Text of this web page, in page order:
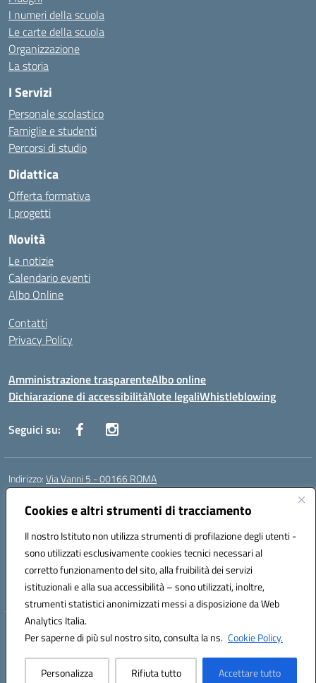
Cookies e altri strumenti di tracciamento
Il nostro Istituto non utilizza strumenti di profilazione degli utenti -
sono utilizzati esclusivamente cookies tecnici necessari al
corretto funzionamento del sito, alla fruibilità dei servizi
istituzionali e alla sua accessibilità – sono utilizzati, inoltre,
strumenti statistici anonimizzati messi a disposizione da Web
Analytics Italia.
Per saperne di più sul nostro sito, consulta la ns. Cookie Policy.
Personalizza Rifiuta tutto Accettare tutto
I numeri della scuola
Le carte della scuola
Organizzazione
La storia
I Servizi
Personale scolastico
Famiglie e studenti
Percorsi di studio
Didattica
Offerta formativa
I progetti
Novità
Le notizie
Calendario eventi
Albo Online
Contatti
Privacy Policy
Amministrazione trasparenteAlbo online
Dichiarazione di accessibilitàNote legaliWhistleblowing
Seguici su:
Indirizzo:Via Vanni 5 - 00166 ROMA
Centralino:
Posta elettronica certificata (PEC):RMIC86500P@pec.istruzione.it
Codice fiscale: 97197050582
Codice meccanografico:RMIC86500P
Codice Indice delle Pubbliche Amministrazioni (IPA): istsc_RMIC86500P
Codice unico di fatturazione (CUF): UFSRRZ
Hosting & Powered by 3D Solution S.r.l.
Concept & Design by Designers Italia